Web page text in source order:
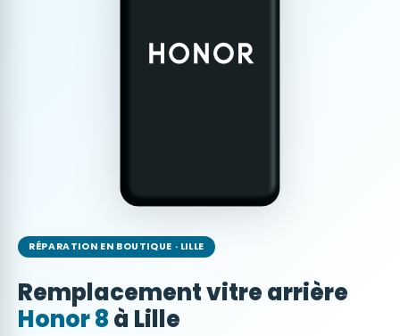
RÉPARATION EN BOUTIQUE · LILLE
Remplacement vitre arrière
Honor 8à Lille